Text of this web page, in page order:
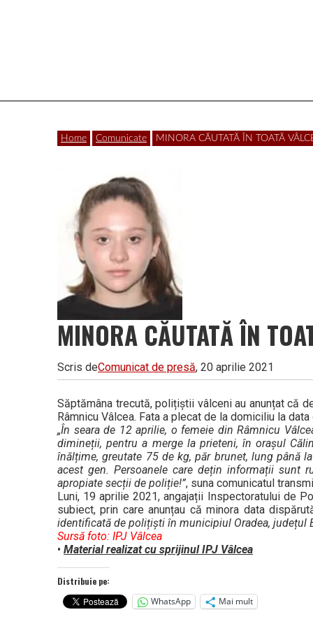
Home Comunicate MINORA CĂUTATĂ ÎN TOATĂ
MINORA CĂUTATĂ ÎN
Scris deComunicat de presă, 20 aprilie 2021
Săptămâna trecută, polițiștii vâlceni au anunțat că
Râmnicu Vâlcea. Fata a plecat de la domiciliu la
„În seara de 12 aprilie, o femeie din Râmnicu
dimineții, pentru a merge la prieteni, în orașul
înălțime, greutate 75 de kg, păr brunet, lung până
acest gen. Persoanele care dețin informații sunt
apropiate secții de poliție!”, suna comunicatul
Luni, 19 aprilie 2021, angajații Inspectoratului de
subiect, prin care anunțau că minora data
identificată de polițiști în municipiul Oradea, județul
Sursă foto: IPJ Vâlcea
• Material realizat cu sprijinul IPJ Vâlcea
Distribuie pe:
WhatsApp
Mai mult